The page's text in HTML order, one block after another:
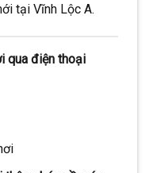
tại Vĩnh Lộc A.
qua điện thoại